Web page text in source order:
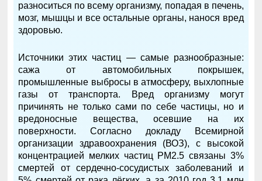
разноситься по всему организму, попадая в печень,
мозг, мышцы и все остальные органы, нанося вред
здоровью.
Источники этих частиц — самые разнообразные:
сажа от автомобильных покрышек,
промышленные выбросы в атмосферу, выхлопные
газы от транспорта. Вред организму могут
причинять не только сами по себе частицы, но и
вредоносные вещества, осевшие на их
поверхности. Согласно докладу Всемирной
организации здравоохранения (ВОЗ), с высокой
концентрацией мелких частиц PM2.5 связаны 3%
смертей от сердечно-сосудистых заболеваний и